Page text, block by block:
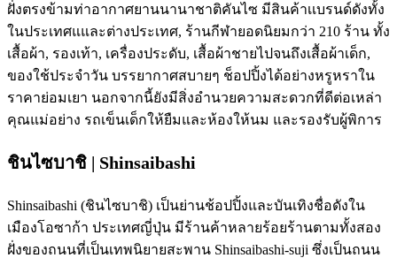
ฝั่งตรงข้ามท่าอากาศยานนานาชาติคันไซ มีสินค้าเเบรนด์ดังทั้ง
ในประเทศแและต่างประเทศ, ร้านกีฬายอดนิยมกว่า 210 ร้าน ทั้ง
เสื้อผ้า, รองเท้า, เครื่องประดับ, เสื้อผ้าชายไปจนถึงเสื้อผ้าเด็ก,
ของใช้ประจำวัน บรรยากาศสบายๆ ช็อปปิ้งได้อย่างหรูหราใน
ราคาย่อมเยา นอกจากนี้ยังมีสิ่งอำนวยความสะดวกที่ดีต่อเหล่า
คุณแม่อย่าง รถเข็นเด็กให้ยืมและห้องให้นม และรองรับผู้พิการ
ชินไซบาชิ | Shinsaibashi
Shinsaibashi (ชินไซบาชิ) เป็นย่านช้อปปิ้งและบันเทิงชื่อดังใน
เมืองโอซาก้า ประเทศญี่ปุ่น มีร้านค้าหลายร้อยร้านตามทั้งสอง
ฝั่งของถนนที่เป็นเทพนิยายสะพาน Shinsaibashi-suji ซึ่งเป็นถนน